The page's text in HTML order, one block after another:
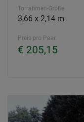
Torrahmen-Größe
3,66 x 2,14 m
Preis pro Paar
€ 205,15